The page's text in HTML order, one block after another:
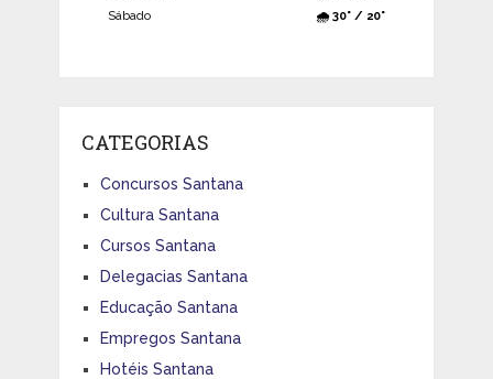
Sábado
🌧️ 30° / 20°
CATEGORIAS
Concursos Santana
Cultura Santana
Cursos Santana
Delegacias Santana
Educação Santana
Empregos Santana
Hotéis Santana